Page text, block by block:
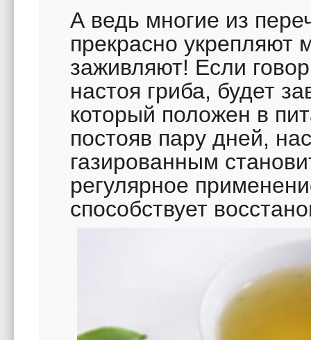
А ведь многие из
прекрасно укрепляют
заживляют! Если
настоя гриба, будет
который положен в
постояв пару дней,
газированным
регулярное
способствует